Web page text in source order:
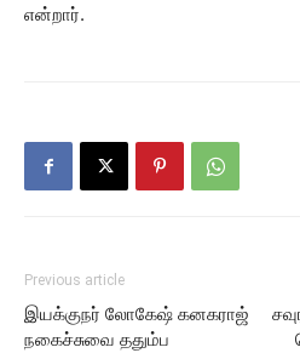
என்றார்.
Previous article
இயக்குநர் லோகேஷ் கனகராஜ்
நகைச்சுவை ததும்ப